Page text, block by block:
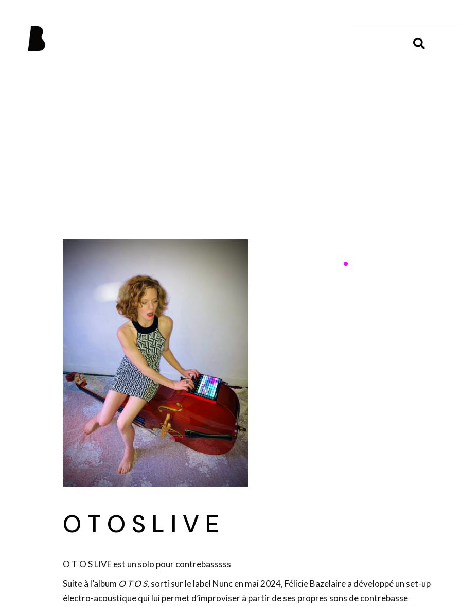
O T O S L I V E
O T O S LIVE est un solo pour contrebasssss
Suite à l’album O T O S, sorti sur le label Nunc en mai 2024, Félicie Bazelaire a développé un set-up
électro-acoustique qui lui permet d’improviser à partir de ses propres sons de contrebasse